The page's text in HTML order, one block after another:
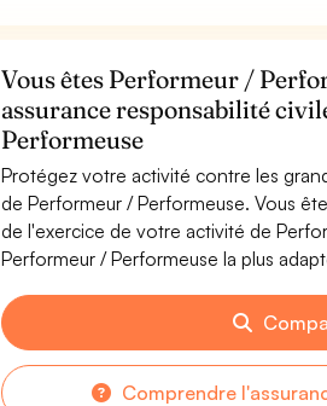
Vous êtes Performeur /
assurance responsabilité
Performeuse
Protégez votre activité contre les
de Performeur / Performeuse. Vous
de l'exercice de votre activité de
Performeur / Performeuse la plus
Comprendre